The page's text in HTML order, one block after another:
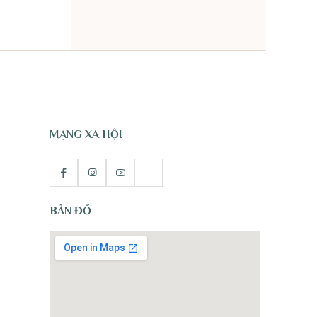
MẠNG XÃ HỘI
BẢN ĐỒ